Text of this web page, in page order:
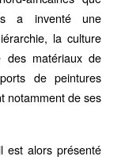
a inventé une
la culture
des matériaux de
de peintures
notamment de ses
est alors présenté